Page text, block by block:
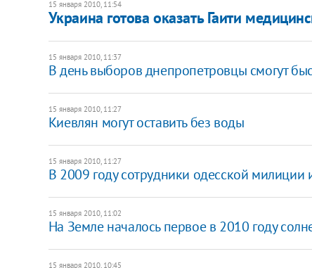
15 января 2010, 11:54
Украина готова оказать Гаити
15 января 2010, 11:37
В день выборов днепропетровцы смогут
15 января 2010, 11:27
Киевлян могут оставить без воды
15 января 2010, 11:27
В 2009 году сотрудники одесской милиции
15 января 2010, 11:02
На Земле началось первое в 2010 году
15 января 2010, 10:45